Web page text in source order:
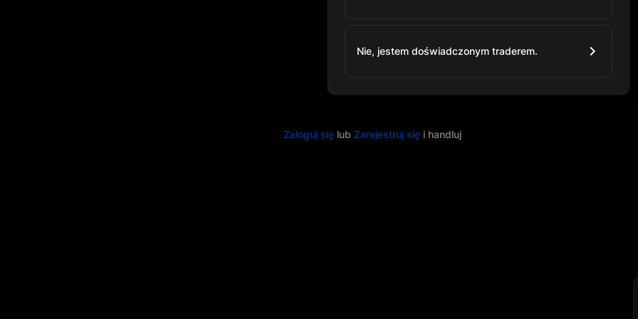
Zaloguj się lub Zarejestruj się i handluj
Nie, jestem doświadczonym traderem.